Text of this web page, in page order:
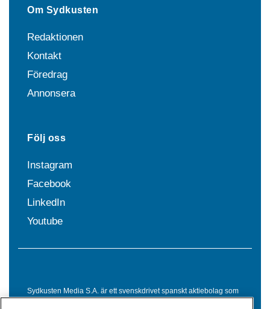
Om Sydkusten
Redaktionen
Kontakt
Föredrag
Annonsera
Följ oss
Instagram
Facebook
LinkedIn
Youtube
Sydkusten Media S.A. är ett svenskdrivet spanskt aktiebolag som